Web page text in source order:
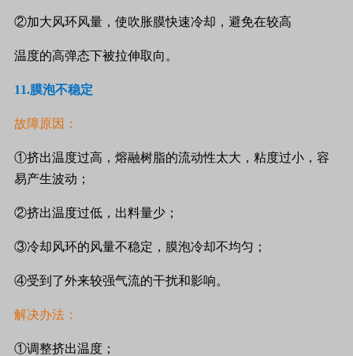
②加大风环风量，使吹胀膜快速冷却，避免在较高
温度的高弹态下被拉伸取向。
11.膜泡不稳定
故障原因：
①挤出温度过高，熔融树脂的流动性太大，粘度过小，容
易产生波动；
②挤出温度过低，出料量少；
③冷却风环的风量不稳定，膜泡冷却不均匀；
④受到了外来较强气流的干扰和影响。
解决办法：
①调整挤出温度；